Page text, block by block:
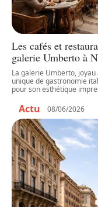
Les cafés et
galerie Umberto à
La galerie Umberto,
unique de gastronomie
pour son esthétique
Actu 08/06/2026